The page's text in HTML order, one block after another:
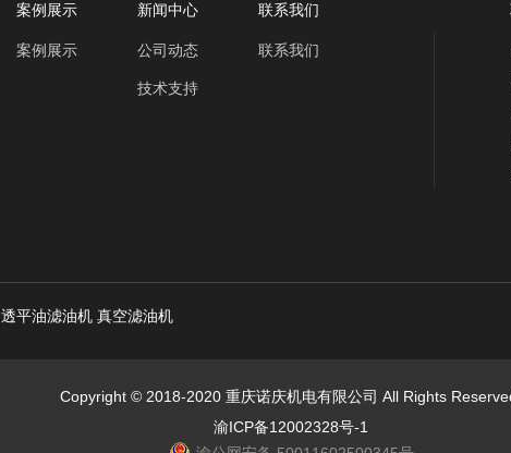
案例展示
案例展示
新闻中心
公司动态
技术支持
联系我们
联系我们
透平油滤油机 真空滤油机
Copyright © 2018-2020 重庆诺庆机电有限公司 All Rights
渝ICP备12002328号-1